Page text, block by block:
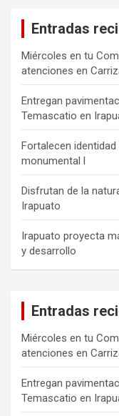
Entradas
Miércoles en tu
atenciones en
Entregan
Temascatio en
Fortalecen
monumental l
Disfrutan de la
Irapuato
Irapuato proyecta
y desarrollo
Entradas
Miércoles en tu
atenciones en
Entregan
Temascatio en